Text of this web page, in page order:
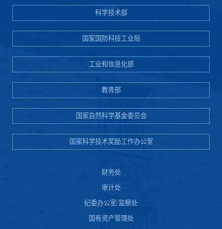
科学技术部
国家国防科技工业局
工业和信息化部
教育部
国家自然科学基金委员会
国家科学技术奖励工作办公室
财务处
审计处
纪委办公室/监察处
国有资产管理处